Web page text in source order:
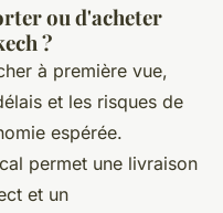
ou d'acheter
?
à première vue,
et les risques de
espérée.
permet une livraison
et un